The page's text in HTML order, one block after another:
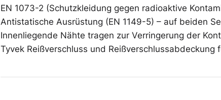
EN 1073-2 (Schutzkleidung gegen radioaktive
Antistatische Ausrüstung (EN 1149-5) – auf beiden
Innenliegende Nähte tragen zur Verringerung der
Tyvek Reißverschluss und Reißverschlussabdeckung